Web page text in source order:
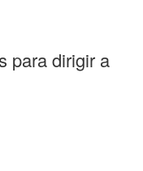
para dirigir a